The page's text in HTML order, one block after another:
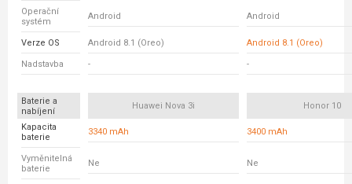
Operační
systém
Android Android
Verze OS Android 8.1 (Oreo) Android 8.1 (Oreo)
Nadstavba - -
Baterie a
nabíjení
Huawei Nova 3i Honor 10
Kapacita
baterie
3340 mAh 3400 mAh
Vyměnitelná
baterie
Ne Ne